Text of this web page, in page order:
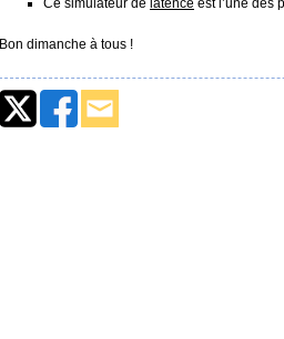
Ce simulateur de latence est l’une des
Bon dimanche à tous !